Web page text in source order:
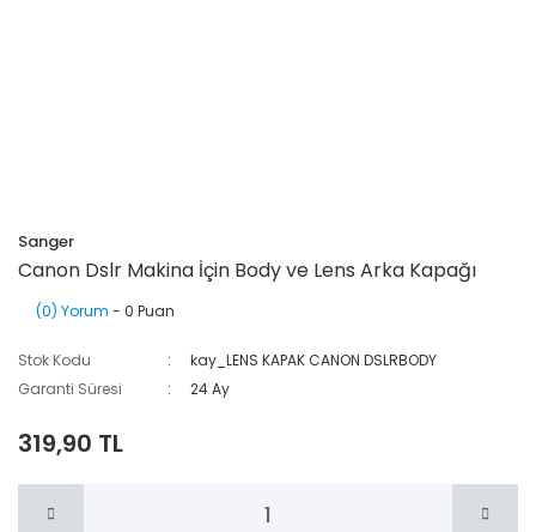
Sanger
Canon Dslr Makina İçin Body ve Lens Arka Kapağı
(0) Yorum - 0 Puan
Stok Kodu
kay_LENS KAPAK CANON DSLRBODY
Garanti Süresi
24 Ay
319,90 TL